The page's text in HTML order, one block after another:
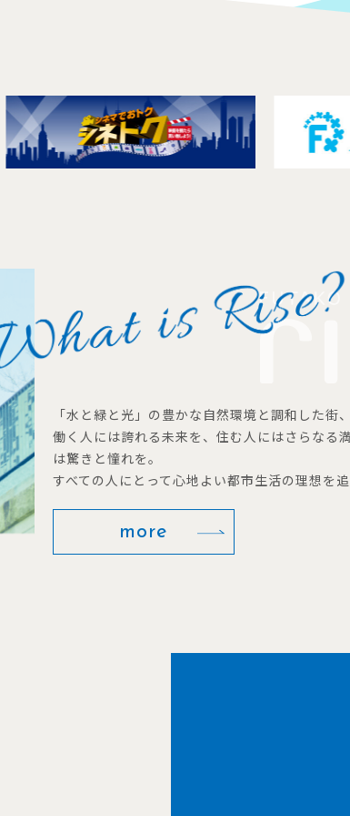
「水と緑と光」の豊かな自然環境と調和した街
働く人には誇れる未来を、住む人にはさらなる
は驚きと憧れを。
すべての人にとって心地よい都市生活の理想を追
more